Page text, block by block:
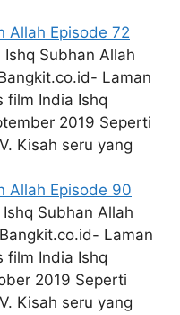
Allah Episode 72
Ishq Subhan Allah
Laman
film India Ishq
2019 Seperti
Kisah seru yang
Allah Episode 90
Subhan Allah
Laman
film India Ishq
2019 Seperti
Kisah seru yang